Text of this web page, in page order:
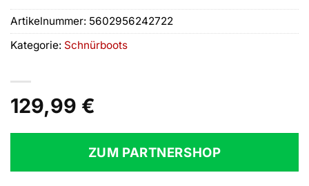
129,99 €
ZUM PARTNERSHOP
Artikelnummer: 5602956242722
Kategorie: Schnürboots